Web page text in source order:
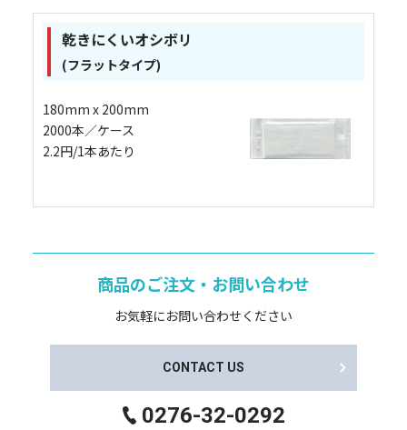
乾きにくいオシボリ
(フラットタイプ)
180mm x 200mm
2000本／ケース
2.2円/1本あたり
商品のご注文・お問い合わせ
お気軽にお問い合わせください
CONTACT US
0276-32-0292